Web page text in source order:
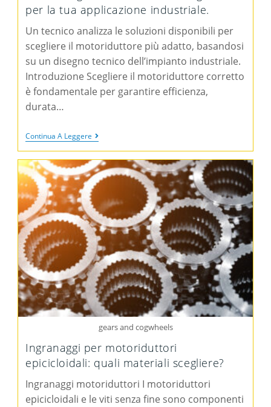
per la tua applicazione industriale.
Un tecnico analizza le soluzioni disponibili per
scegliere il motoriduttore più adatto, basandosi
su un disegno tecnico dell’impianto industriale.
Introduzione Scegliere il motoriduttore corretto
è fondamentale per garantire efficienza,
durata…
Continua A Leggere
gears and cogwheels
Ingranaggi per motoriduttori
epicicloidali: quali materiali scegliere?
Ingranaggi motoriduttori I motoriduttori
epicicloidali e le viti senza fine sono componenti